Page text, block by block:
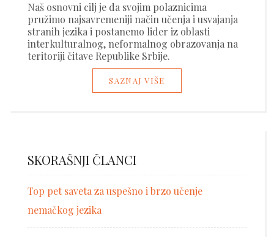
Naš osnovni cilj je da svojim polaznicima
pružimo najsavremeniji način učenja i usvajanja
stranih jezika i postanemo lider iz oblasti
interkulturalnog, neformalnog obrazovanja na
teritoriji čitave Republike Srbije.
SAZNAJ VIŠE
SKORAŠNJI ČLANCI
Top pet saveta za uspešno i brzo učenje
nemačkog jezika